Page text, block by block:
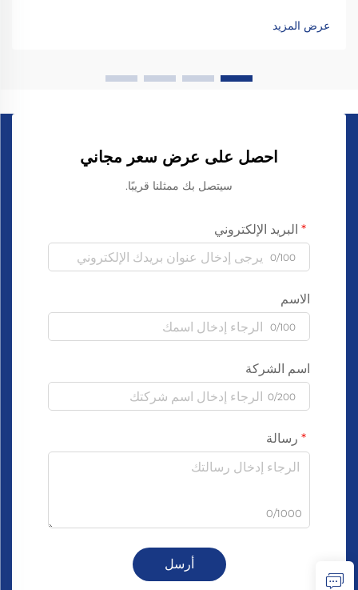
عرض المزيد
احصل على عرض سعر مجاني
سيتصل بك ممثلنا قريبًا.
البريد الإلكتروني
0/100
الاسم
0/100
اسم الشركة
0/200
رسالة
0/1000
أرسل